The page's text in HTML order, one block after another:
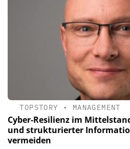
TOPSTORY • MANAGEMENT
Cyber-Resilienz im
und strukturierter
vermeiden